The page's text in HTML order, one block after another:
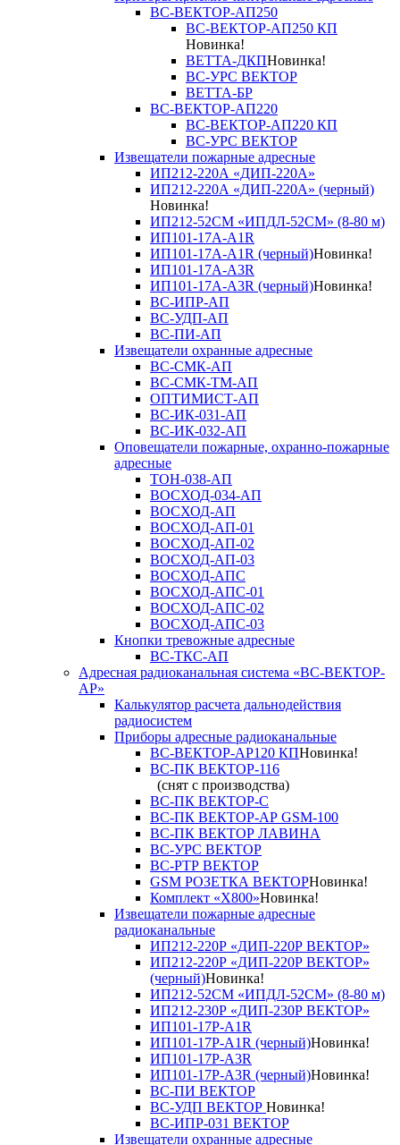
ВС-ВЕКТОР-АП250
ВС-ВЕКТОР-АП250 КП
Новинка!
ВЕТТА-ДКПНовинка!
ВС-УРС ВЕКТОР
ВЕТТА-БР
ВС-ВЕКТОР-АП220
ВС-ВЕКТОР-АП220 КП
ВС-УРС ВЕКТОР
Извещатели пожарные адресные
ИП212-220А «ДИП-220А»
ИП212-220А «ДИП-220А» (черный)
Новинка!
ИП212-52СМ «ИПДЛ-52СМ» (8-80 м)
ИП101-17А-A1R
ИП101-17А-A1R (черный)Новинка!
ИП101-17А-A3R
ИП101-17А-A3R (черный)Новинка!
ВС-ИПР-АП
ВС-УДП-АП
ВС-ПИ-АП
Извещатели охранные адресные
ВС-СМК-АП
ВС-СМК-ТМ-АП
ОПТИМИСТ-АП
ВС-ИК-031-АП
ВС-ИК-032-АП
Оповещатели пожарные, охранно-пожарные
адресные
ТОН-038-АП
ВОСХОД-034-АП
ВОСХОД-АП
ВОСХОД-АП-01
ВОСХОД-АП-02
ВОСХОД-АП-03
ВОСХОД-АПС
ВОСХОД-АПС-01
ВОСХОД-АПС-02
ВОСХОД-АПС-03
Кнопки тревожные адресные
ВС-ТКС-АП
Адресная радиоканальная система «ВС-ВЕКТОР-
АР»
Калькулятор расчета дальнодействия
радиосистем
Приборы адресные радиоканальные
ВС-ВЕКТОР-АР120 КПНовинка!
ВС-ПК ВЕКТОР-116
(снят с производства)
ВС-ПК ВЕКТОР-С
ВС-ПК ВЕКТОР-АР GSM-100
ВС-ПК ВЕКТОР ЛАВИНА
ВС-УРС ВЕКТОР
ВС-РТР ВЕКТОР
GSM РОЗЕТКА ВЕКТОРНовинка!
Комплект «X800»Новинка!
Извещатели пожарные адресные
радиоканальные
ИП212-220Р «ДИП-220Р ВЕКТОР»
ИП212-220Р «ДИП-220Р ВЕКТОР»
(черный)Новинка!
ИП212-52СМ «ИПДЛ-52СМ» (8-80 м)
ИП212-230Р «ДИП-230Р ВЕКТОР»
ИП101-17Р-A1R
ИП101-17Р-A1R (черный)Новинка!
ИП101-17Р-A3R
ИП101-17Р-A3R (черный)Новинка!
ВС-ПИ ВЕКТОР
ВС-УДП ВЕКТОР Новинка!
ВС-ИПР-031 ВЕКТОР
Извещатели охранные адресные